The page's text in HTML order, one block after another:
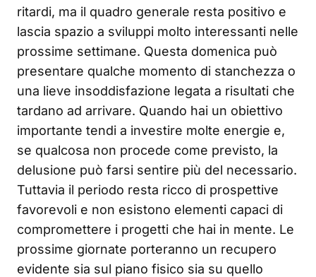
ritardi, ma il quadro generale resta positivo e
lascia spazio a sviluppi molto interessanti nelle
prossime settimane. Questa domenica può
presentare qualche momento di stanchezza o
una lieve insoddisfazione legata a risultati che
tardano ad arrivare. Quando hai un obiettivo
importante tendi a investire molte energie e,
se qualcosa non procede come previsto, la
delusione può farsi sentire più del necessario.
Tuttavia il periodo resta ricco di prospettive
favorevoli e non esistono elementi capaci di
compromettere i progetti che hai in mente. Le
prossime giornate porteranno un recupero
evidente sia sul piano fisico sia su quello